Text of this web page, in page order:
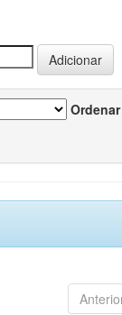
Ordenar